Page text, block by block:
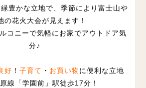
緑豊かな立地で、季節により富士山や
の花火大会が見えます！
コニーで気軽にお家でアウトドア気
分♪
好 ！ 子育て ・ お買い物に便利な立地
線「学園前」駅徒歩17分！